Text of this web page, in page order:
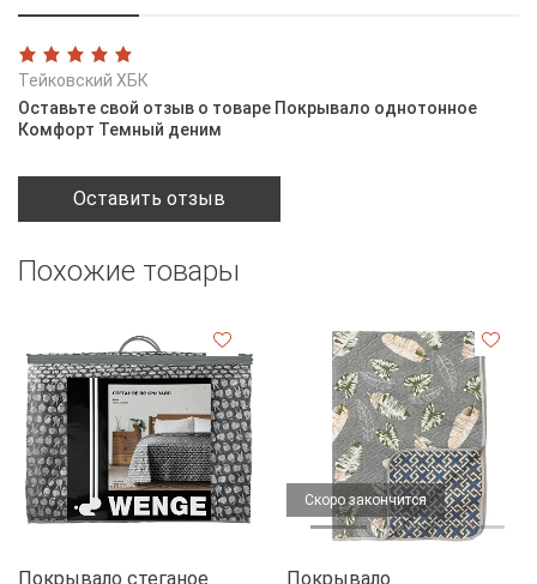
Тейковский ХБК
Оставьте свой отзыв о товаре Покрывало однотонное
Комфорт Темный деним
Оставить отзыв
Похожие товары
Покрывало стеганое
Скоро закончится
Покрывало